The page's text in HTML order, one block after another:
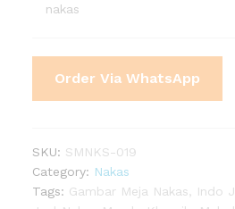
nakas
Order Via WhatsApp
SKU: SMNKS-019
Category: Nakas
Tags: Gambar Meja Nakas Indo